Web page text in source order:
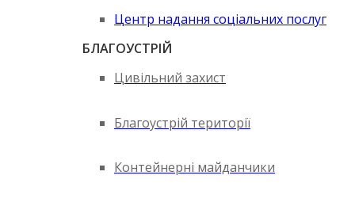
Центр надання соціальних послуг
БЛАГОУСТРІЙ
Цивільний захист
Благоустрій території
Контейнерні майданчики